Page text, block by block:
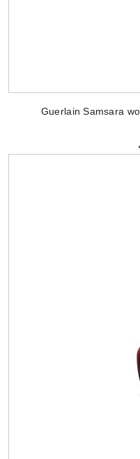
Guerlain Samsara